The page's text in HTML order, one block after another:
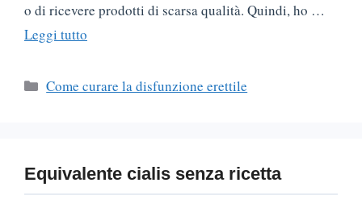
o di ricevere prodotti di scarsa qualità. Quindi, ho …
Leggi tutto
Categorie
Come curare la disfunzione erettile
Equivalente cialis senza ricetta